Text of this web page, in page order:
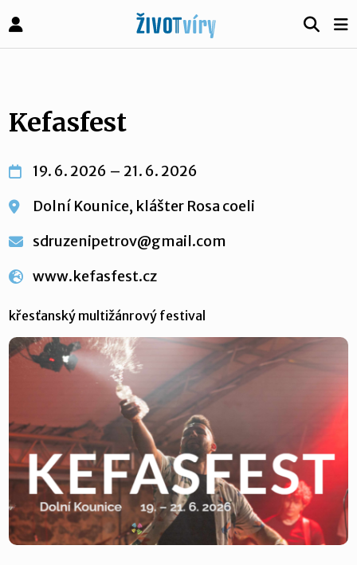
Kefasfest
19. 6. 2026 – 21. 6. 2026
Dolní Kounice, klášter Rosa coeli
sdruzenipetrov@gmail.com
www.kefasfest.cz
křesťanský multižánrový festival